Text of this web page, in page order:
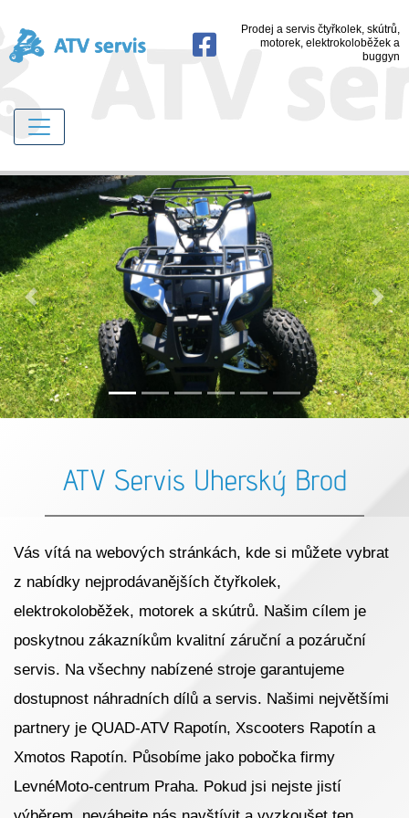
Prodej a servis čtyřkolek, skútrů,
motorek, elektrokoloběžek a
buggyn
Previous Next
ATV Servis Uherský Brod
Vás vítá na webových stránkách, kde si můžete vybrat
z nabídky nejprodávanějších čtyřkolek,
elektrokoloběžek, motorek a skútrů. Našim cílem je
poskytnou zákazníkům kvalitní záruční a pozáruční
servis. Na všechny nabízené stroje garantujeme
dostupnost náhradních dílů a servis. Našimi největšími
partnery je QUAD-ATV Rapotín, Xscooters Rapotín a
Xmotos Rapotín. Působíme jako pobočka firmy
LevnéMoto-centrum Praha. Pokud jsi nejste jistí